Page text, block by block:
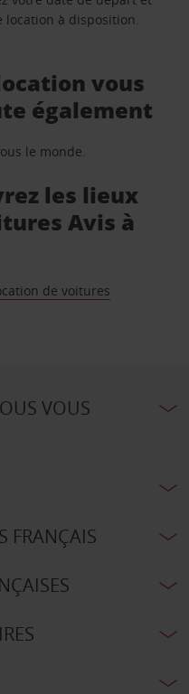
location à disposition.
vous
également
le monde.
les lieux
Avis à
de voitures
VOUS
FRANÇAIS